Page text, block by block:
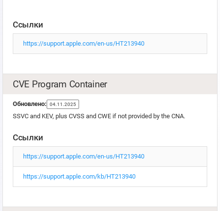
Ссылки
https://support.apple.com/en-us/HT213940
CVE Program Container
Обновлено: 04.11.2025
SSVC and KEV, plus CVSS and CWE if not provided by the CNA.
Ссылки
https://support.apple.com/en-us/HT213940
https://support.apple.com/kb/HT213940